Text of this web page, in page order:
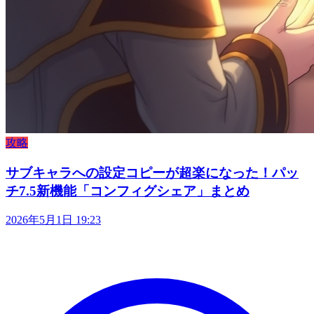
攻略
サブキャラへの設定コピーが超楽になった！パッ
チ7.5新機能「コンフィグシェア」まとめ
2026年5月1日 19:23